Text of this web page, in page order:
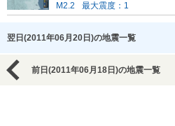
M2.2
最大震度：1
翌日(2011年06月20日)の地震一覧
前日(2011年06月18日)の地震一覧